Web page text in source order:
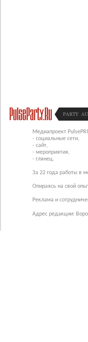
PARTY
Медиапроект
- социальные сети,
- сайт,
- мероприятия,
- глянец.
За 22 года работы в
Опираясь на свой
Реклама и
Адрес редакции: